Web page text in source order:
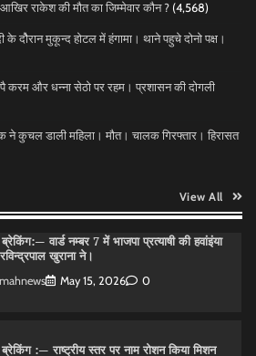
राकेश की मौत का जिम्मेवार कौन ? (4,568)
के दोैरान मुकून्द होटल में हंगामा। थाने पहुचे दोनो पक्ष।
करम और धन्ना सेठो पर रहम। प्रशासन की दोगली
ने कुचल डाली महिला। मौत। चालक गिरफ्तार। हिरासत
View All
ब्रेकिंग — फर्जी वोटो के आधार हो रहे पांवटा में निकाय
फर्जी वोटो की भरमार।प्रशासन चौकन्ना । शिकायतो
ब्रेकिंग :— वार्ड नम्बर 11 —— थोथे वादे, झूठी
बाते हवा हवाई। कांग्रेसियो की।
वार्ड नम्बर 7 में भाजपा प्रत्याषी की हवांइंया
खुराना ने।
May 15, 2026 0
ब्रेकिंग :— राष्ट्रीय स्तर पर नाम रोशन किया मिशन